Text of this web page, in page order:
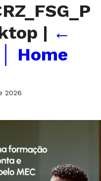
| ←
Home
2026